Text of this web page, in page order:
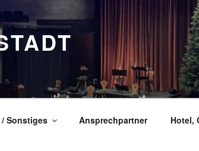
Sonstiges Ansprechpartner Hotel,